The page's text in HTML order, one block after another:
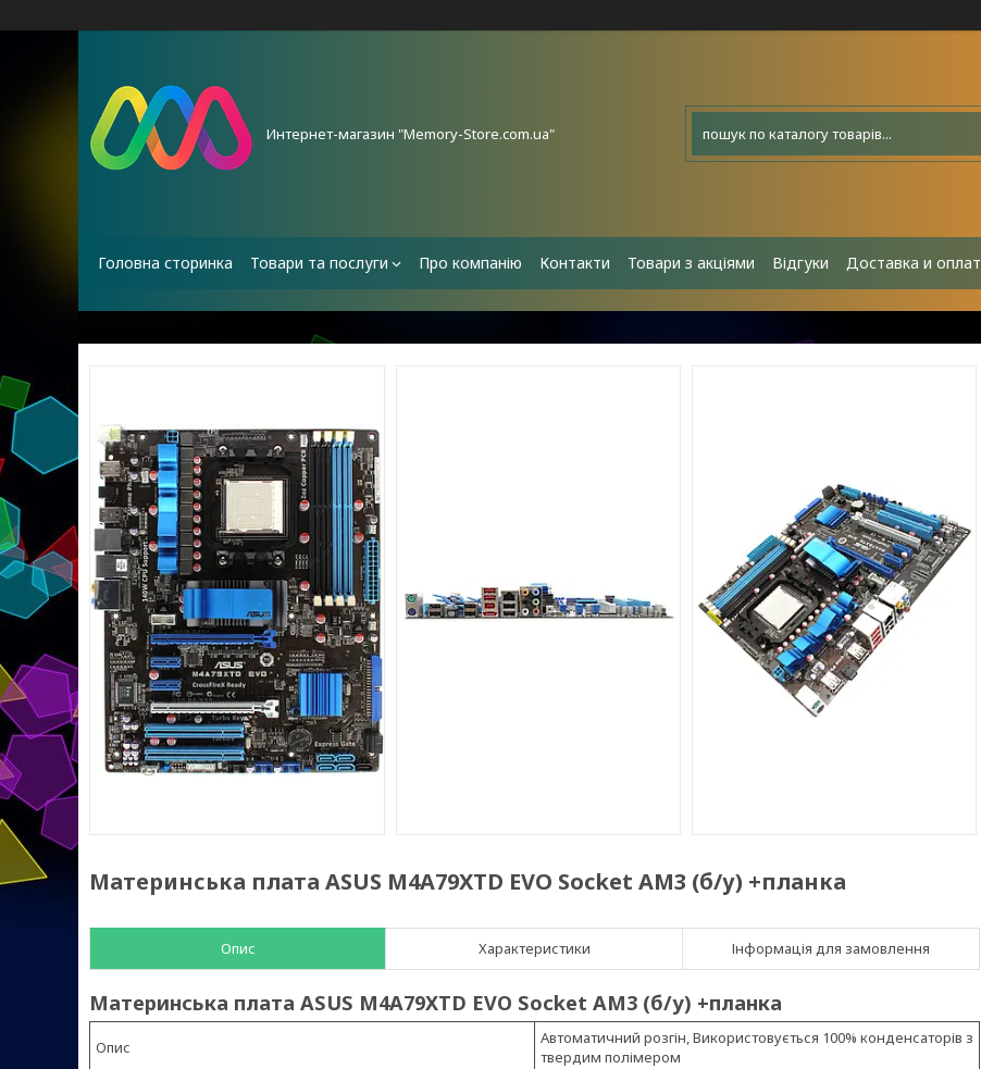
Интернет-магазин "Memory-Store.com.ua"
Головна сторинка Товари та послуги Про компанію Контакти Товари з акціями Відгуки Доставка и
Материнська плата ASUS M4A79XTD EVO Socket AM3 (б/у) +планка
Опис Характеристики Інформація для замовлення
Материнська плата ASUS M4A79XTD EVO Socket AM3 (б/у) +планка
Опис
Автоматичний розгін, Використовується 100% конденсаторів з
твердим полімером